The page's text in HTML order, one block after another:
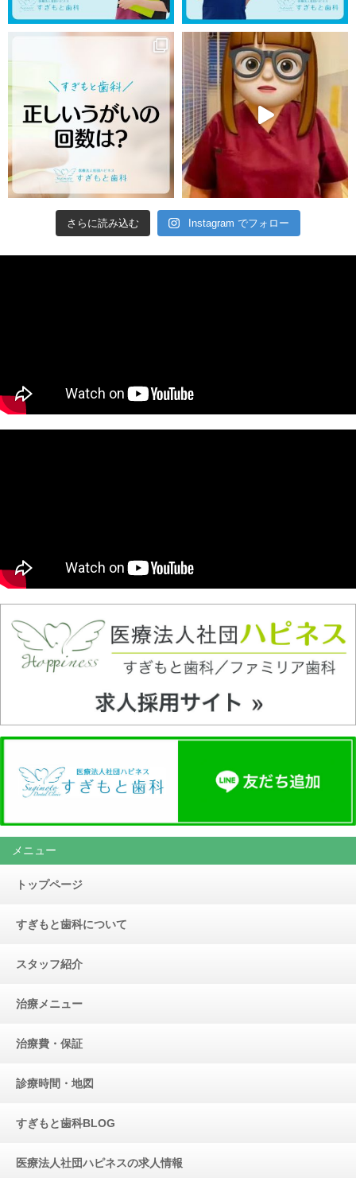
さらに読み込む Instagram でフォロー
メニュー
トップページ
すぎもと歯科について
スタッフ紹介
治療メニュー
治療費・保証
診療時間・地図
すぎもと歯科BLOG
医療法人社団ハピネスの求人情報